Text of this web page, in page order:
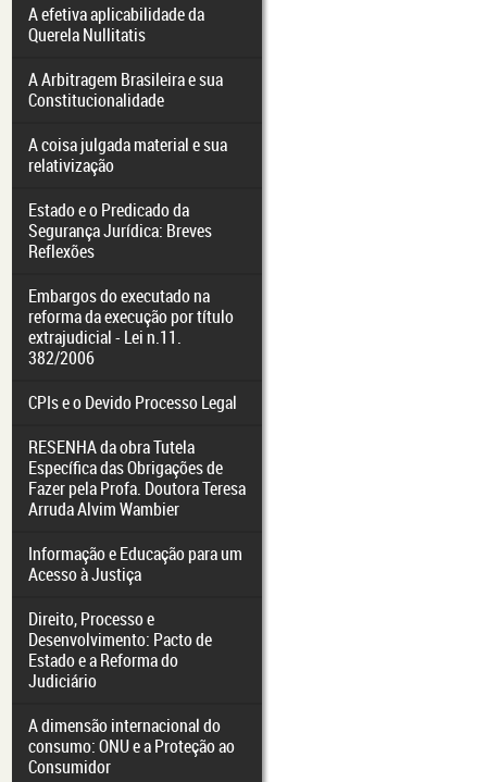
A efetiva aplicabilidade da
Querela Nullitatis
A Arbitragem Brasileira e sua
Constitucionalidade
A coisa julgada material e sua
relativização
Estado e o Predicado da
Segurança Jurídica: Breves
Reflexões
Embargos do executado na
reforma da execução por título
extrajudicial - Lei n.11.
382/2006
CPIs e o Devido Processo Legal
RESENHA da obra Tutela
Específica das Obrigações de
Fazer pela Profa. Doutora Teresa
Arruda Alvim Wambier
Informação e Educação para um
Acesso à Justiça
Direito, Processo e
Desenvolvimento: Pacto de
Estado e a Reforma do
Judiciário
A dimensão internacional do
consumo: ONU e a Proteção ao
Consumidor